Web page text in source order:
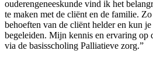
ouderengeneeskunde vind ik het
te maken met de cliënt en de familie.
behoeften van de cliënt helder en kun
begeleiden. Mijn kennis en ervaring op
via de basisscholing Palliatieve zorg.”